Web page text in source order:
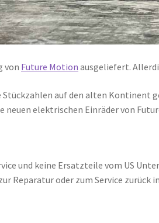
von Future Motion ausgeliefert.
auf den alten Kontinent
neuen elektrischen Einräder von
und keine Ersatzteile vom US
Reparatur oder zum Service zurück